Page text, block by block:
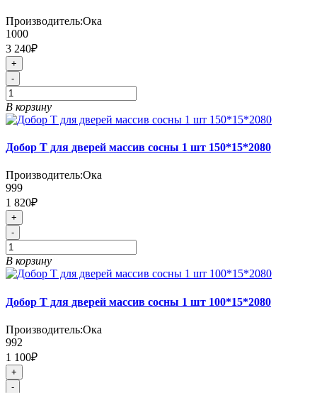
Производитель:Ока
1000
3 240₽
+
-
В корзину
Добор Т для дверей массив сосны 1 шт 150*15*2080
Производитель:Ока
999
1 820₽
+
-
В корзину
Добор Т для дверей массив сосны 1 шт 100*15*2080
Производитель:Ока
992
1 100₽
+
-